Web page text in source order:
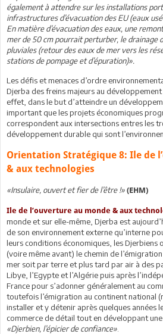
également à attendre sur les installations
infrastructures d’évacuation des EU (eaux
En matière d’évacuation des eaux, une
mer de 50 cm pourrait perturber, le drainage
pluviales (retour des eaux de mer vers les
stations de pompage et d’épuration)».
Les défis et menaces d’ordre
Djerba des freins majeurs au
effet, dans le but d’atteindre un
important que les projets économiques
correspondent aux intersections entres les
développement durable qui sont
Orientation Stratégique 8: Ile de
& aux technologies
«Insulaire, ouvert et fier de l’être !» (EHM)
Ile de l’ouverture au monde & aux
monde et sur elle-même, Djerba est
de son environnement externe qu’interne
leurs conditions économiques, les Djerbiens
(voire même avant) le chemin de
mer soit par terre et plus tard par air à des
Libye, l’Egypte et l’Algérie puis après
France pour s’adonner généralement au
toutefois l’émigration au continent national
installer et y détenir après quelques années
commerce de détail tout en développant
«Djerbien, l’épicier de confiance»